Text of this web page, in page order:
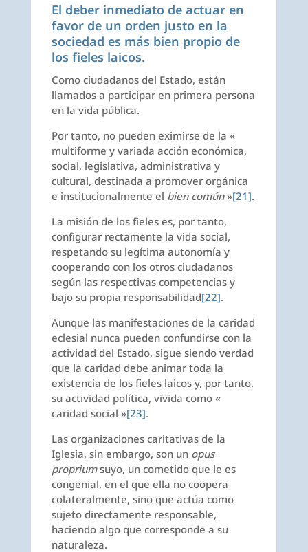
El deber inmediato de actuar en
favor de un orden justo en la
sociedad es más bien propio de
los fieles laicos.
Como ciudadanos del Estado, están
llamados a participar en primera persona
en la vida pública.
Por tanto, no pueden eximirse de la «
multiforme y variada acción económica,
social, legislativa, administrativa y
cultural, destinada a promover orgánica
e institucionalmente el bien común»[21].
La misión de los fieles es, por tanto,
configurar rectamente la vida social,
respetando su legítima autonomía y
cooperando con los otros ciudadanos
según las respectivas competencias y
bajo su propia responsabilidad[22].
Aunque las manifestaciones de la caridad
eclesial nunca pueden confundirse con la
actividad del Estado, sigue siendo verdad
que la caridad debe animar toda la
existencia de los fieles laicos y, por tanto,
su actividad política, vivida como «
caridad social »[23].
Las organizaciones caritativas de la
Iglesia, sin embargo, son un opus
propriumsuyo, un cometido que le es
congenial, en el que ella no coopera
colateralmente, sino que actúa como
sujeto directamente responsable,
haciendo algo que corresponde a su
naturaleza.